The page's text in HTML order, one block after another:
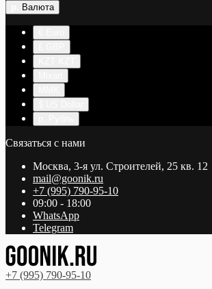
Валюта
Связаться с нами
Москва, 3-я ул. Строителей, 25 кв. 12
mail@goonik.ru
+7 (995) 790-95-10
09:00 - 18:00
WhatsApp
Telegram
+7 (995) 790-95-10